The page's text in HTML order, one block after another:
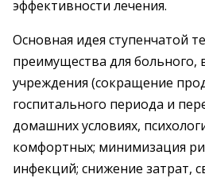
эффективности лечения.
Основная идея ступенчатой
преимущества для больного,
учреждения (сокращение
госпитального периода и
домашних условиях,
комфортных; минимизация
инфекций; снижение затрат,